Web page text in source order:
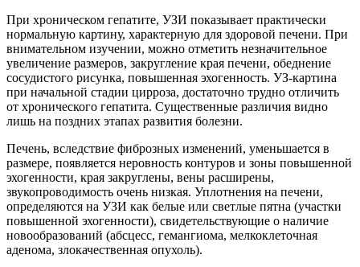
При хроническом гепатите, УЗИ показывает практически
нормальную картину, характерную для здоровой печени. При
внимательном изучении, можно отметить незначительное
увеличение размеров, закругление края печени, обеднение
сосудистого рисунка, повышенная эхогенность. УЗ-картина
при начальной стадии цирроза, достаточно трудно отличить
от хронического гепатита. Существенные различия видно
лишь на поздних этапах развития болезни.
Печень, вследствие фиброзных изменений, уменьшается в
размере, появляется неровность контуров и зоны повышенной
эхогенности, края закруглены, вены расширены,
звукопроводимость очень низкая. Уплотнения на печени,
определяются на УЗИ как белые или светлые пятна (участки
повышенной эхогенности), свидетельствующие о наличие
новообразований (абсцесс, гемангиома, мелкоклеточная
аденома, злокачественная опухоль).